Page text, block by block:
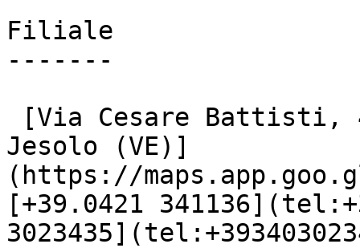
Filiale
-------
Jesolo (VE)]
(https://maps.app.goo.gl/
[+39.0421